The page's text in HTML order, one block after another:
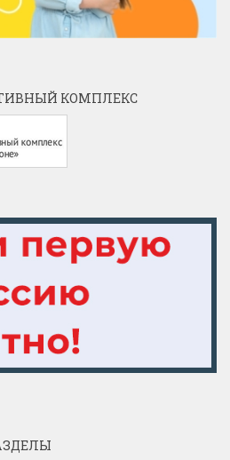
КОМПЛЕКС